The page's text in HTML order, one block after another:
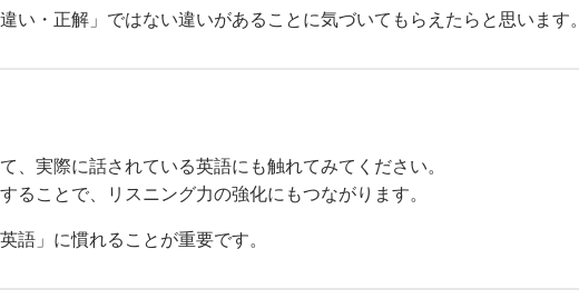
い・正解」ではない違いがあることに気づいてもらえたらと思います。
、実際に話されている英語にも触れてみてください。
ることで、リスニング力の強化にもつながります。
語」に慣れることが重要です。